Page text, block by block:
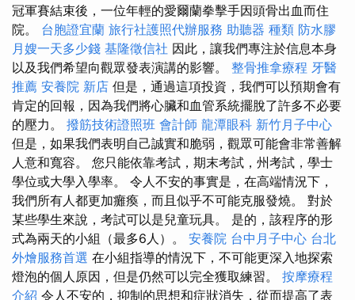
冠軍賽結束後，一位年輕的愛爾蘭拳擊手因頭骨出血而住
院。 台胞證宜蘭 旅行社護照代辦服務 助聽器 種類 防水膠
月嫂一天多少錢 基隆徵信社 因此，讓我們專注於信息本身
以及我們希望向觀眾發表演講的影響。 整骨推拿療程 牙醫
推薦 安養院 新店 但是，通過這項投資，我們可以預期會有
肯定的回報，因為我們將心臟和血管系統擺脫了許多不必要
的壓力。 撥筋技術證照班 會計師 龍潭眼科 新竹月子中心
但是，如果我們表明自己誠實和脆弱，觀眾可能會非常善解
人意和寬容。 您只能依靠考試，期末考試，州考試，學士
學位或大學入學率。 令人不安的事實是，在高端情況下，
我們所有人都更加癱瘓，而且似乎不可能克服發燒。 對於
某些學生來說，考試可以是兒童玩具。 是的，該程序的形
式為兩天的小組（最多6人）。 安養院 台中月子中心 台北
外燴服務首選 在小組指導的情況下，不可能更深入地探索
燈泡的個人原因，但是仍然可以完全獲取練習。 按摩療程
介紹 令人不安的，抑制的思想和症狀消失，從而提高了表